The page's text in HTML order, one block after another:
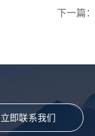
下一篇：
立即联系我们